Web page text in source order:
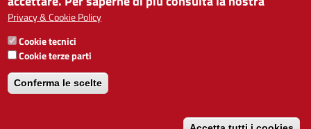
ISTITUTO PER LA PROMOZIONE DELLO
SVILUPPO ECONOMICO
Partita IVA: 01716880214
Privacy & Cookie Policy
Cookie tecnici
Cookie terze parti
Conferma le scelte